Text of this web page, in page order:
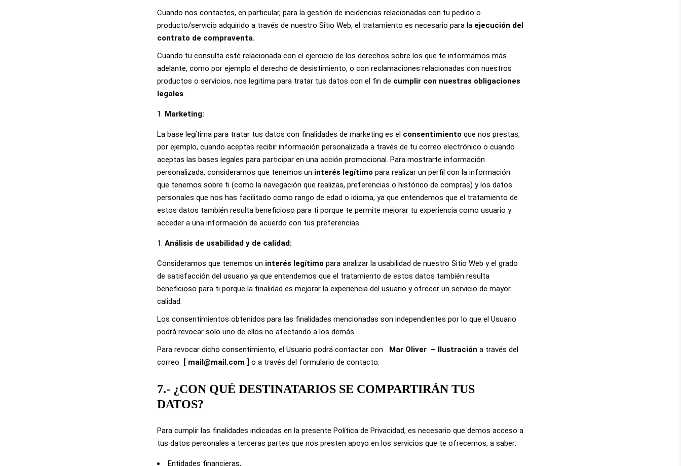
Cuando nos contactes, en particular, para la gestión de incidencias relacionadas con tu pedido o
producto/servicio adquirido a través de nuestro Sitio Web, el tratamiento es necesario para la ejecución del
contrato de compraventa.
Cuando tu consulta esté relacionada con el ejercicio de los derechos sobre los que te informamos más
adelante, como por ejemplo el derecho de desistimiento, o con reclamaciones relacionadas con nuestros
productos o servicios, nos legitima para tratar tus datos con el fin de cumplir con nuestras obligaciones
legales.
Marketing:
La base legítima para tratar tus datos con finalidades de marketing es el consentimiento que nos prestas,
por ejemplo, cuando aceptas recibir información personalizada a través de tu correo electrónico o cuando
aceptas las bases legales para participar en una acción promocional. Para mostrarte información
personalizada, consideramos que tenemos un interés legítimopara realizar un perfil con la información
que tenemos sobre ti (como la navegación que realizas, preferencias o histórico de compras) y los datos
personales que nos has facilitado como rango de edad o idioma, ya que entendemos que el tratamiento de
estos datos también resulta beneficioso para ti porque te permite mejorar tu experiencia como usuario y
acceder a una información de acuerdo con tus preferencias.
Análisis de usabilidad y de calidad:
Consideramos que tenemos un interés legítimo para analizar la usabilidad de nuestro Sitio Web y el grado
de satisfacción del usuario ya que entendemos que el tratamiento de estos datos también resulta
beneficioso para ti porque la finalidad es mejorar la experiencia del usuario y ofrecer un servicio de mayor
calidad.
Los consentimientos obtenidos para las finalidades mencionadas son independientes por lo que el Usuario
podrá revocar solo uno de ellos no afectando a los demás.
Para revocar dicho consentimiento, el Usuario podrá contactar con
Mar Oliver – Ilustración a través del
correo
[ mail@mail.com ] o a través del formulario de contacto.
7.- ¿CON QUÉ DESTINATARIOS SE COMPARTIRÁN TUS
DATOS?
Para cumplir las finalidades indicadas en la presente Política de Privacidad, es necesario que demos acceso a
tus datos personales a terceras partes que nos presten apoyo en los servicios que te ofrecemos, a saber:
Entidades financieras,